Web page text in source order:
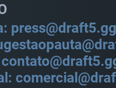
press@draft5.gg